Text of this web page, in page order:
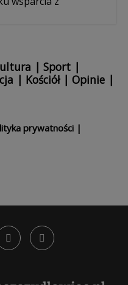
| Sport |
| Kościół| Opinie |
prywatności |